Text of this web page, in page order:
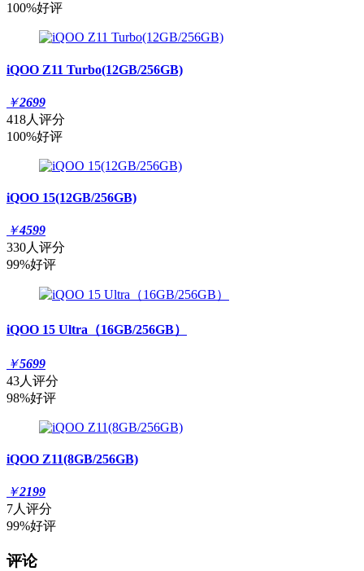
100%好评
iQOO Z11 Turbo(12GB/256GB)
￥2699
418人评分
100%好评
iQOO 15(12GB/256GB)
￥4599
330人评分
99%好评
iQOO 15 Ultra（16GB/256GB）
￥5699
43人评分
98%好评
iQOO Z11(8GB/256GB)
￥2199
7人评分
99%好评
评论